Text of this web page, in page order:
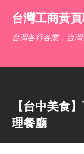
台灣工商黃
台灣各行各業，台灣
【台中美食
理餐廳